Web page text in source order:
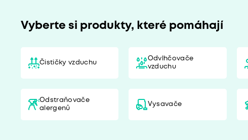
Vyberte si produkty, které pomáhají
Čističky vzduchu
Odvlhčovače
vzduchu
Odstraňovače
alergenů
Vysavače